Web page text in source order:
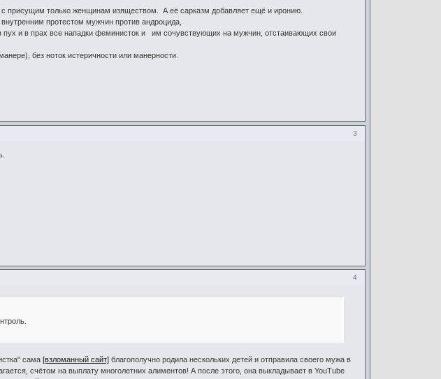
с присущим только женщинам изяществом. А её сарказм добавляет ещё и иронию.
протестом мужчин против андроцида,
и в прах все нападки феминисток и им сочувствующих на мужчин, отстаивающих свои
без ноток истеричности или манерности.
3
4
сама [взломанный сайт]благополучно родила нескольких детей и отправила своего мужа в
счётом на выплату многолетних алиментов! А после этого, она выкладывает в YouTube